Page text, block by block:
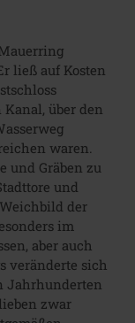
ließ auf Kosten
über den
waren.
und Gräben zu
und
der
im
aber auch
veränderte sich
Jahrhunderten
zwar